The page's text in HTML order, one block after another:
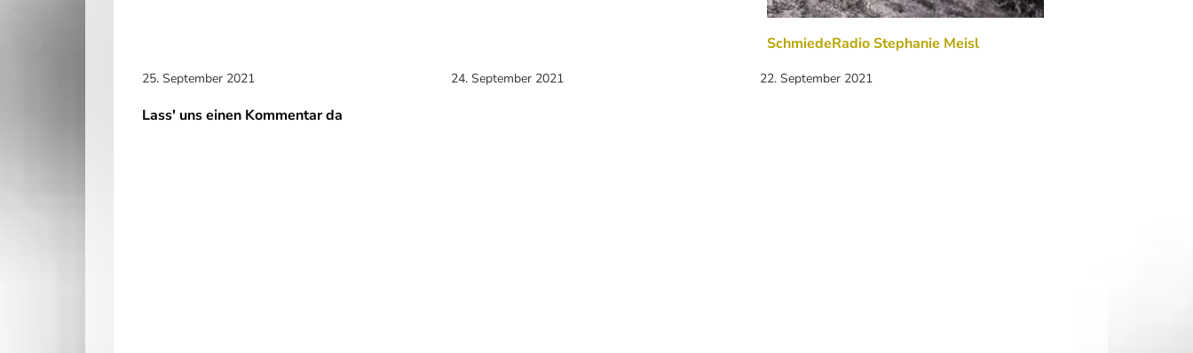
25. September 2021 24. September 2021
SchmiedeRadio Stephanie Meisl
22. September 2021
Lass' uns einen Kommentar da